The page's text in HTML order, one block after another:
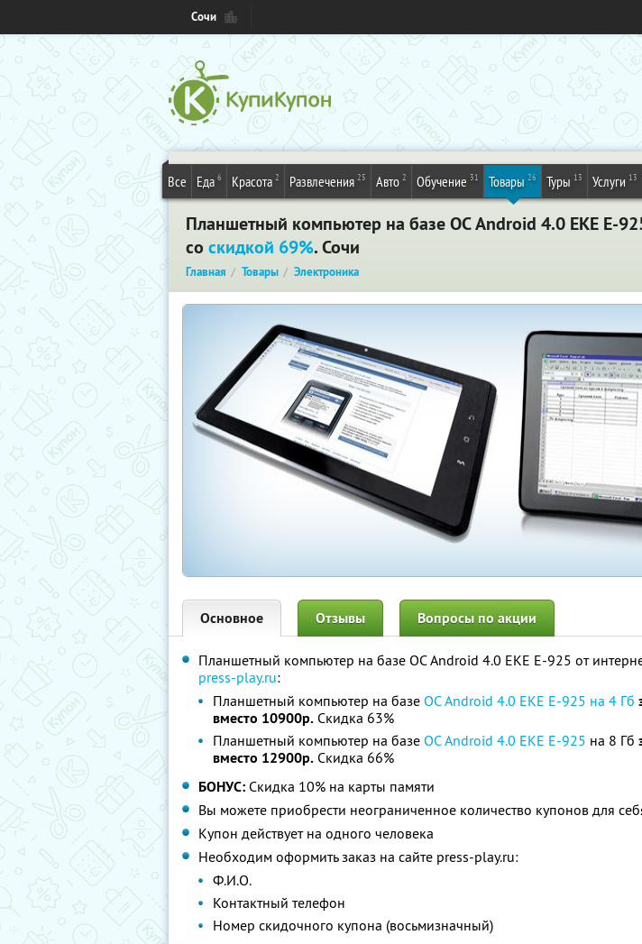
Сочи
Все Еда 6 Красота 2 Развлечения 25 Авто 2 Обучение 31 Товары 26 Туры 13 Услуги 13
Планшетный компьютер на базе ОС Android 4.0 EKE E-
со скидкой 69%. Сочи
Главная Товары Электроника
Основное Отзывы Вопросы по акции
Планшетный компьютер на базе ОС Android 4.0 EKE E-925 от
press-play.ru:
Планшетный компьютер на базе ОС Android 4.0 EKE E-925 на 4 Гб
вместо 10900р. Скидка 63%
Планшетный компьютер на базе ОС Android 4.0 EKE E-925 на 8 Гб
вместо 12900р. Скидка 66%
БОНУС: Скидка 10% на карты памяти
Вы можете приобрести неограниченное количество купонов для
Купон действует на одного человека
Необходим оформить заказ на сайте press-play.ru:
Ф.И.О.
Контактный телефон
Номер скидочного купона (восьмизначный)